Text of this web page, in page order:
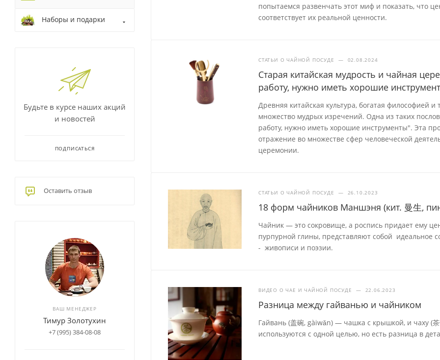
попытаемся развенчать этот миф и показать, что
соответствует их реальной ценности.
СТАТЬИ О ЧАЙНОЙ ПОСУДЕ — 02.08.2024
Старая китайская мудрость и чайная
работу, нужно иметь хорошие
Древняя китайская культура, богатая философией
множество мудрых изречений. Одна из таких
работу, нужно иметь хорошие инструменты". Эта
отражение во множестве сфер человеческой
церемонии.
СТАТЬИ О ЧАЙНОЙ ПОСУДЕ — 26.10.2023
18 форм чайников Маншэня (кит. 曼生,
Чайник — это сокровище, а роспись придает ему
пурпурной глины, представляют собой идеальное
- живописи и поэзии.
ВИДЕО О ЧАЕ И ЧАЙНОЙ ПОСУДЕ — 22.06.2023
Разница между гайванью и чайником
Гайвань (盖碗, gàiwǎn) — чашка с крышкой, и чаху (
используются с одной целью, но есть разница в
Наборы и подарки
Будьте в курсе наших акций
и новостей
ПОДПИСАТЬСЯ
Оставить отзыв
ВАШ МЕНЕДЖЕР
Тимур Золотухин
+7 (995) 384-08-08